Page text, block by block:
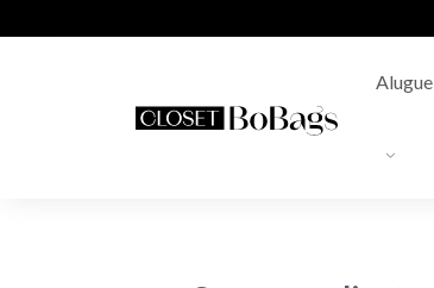
Alugue